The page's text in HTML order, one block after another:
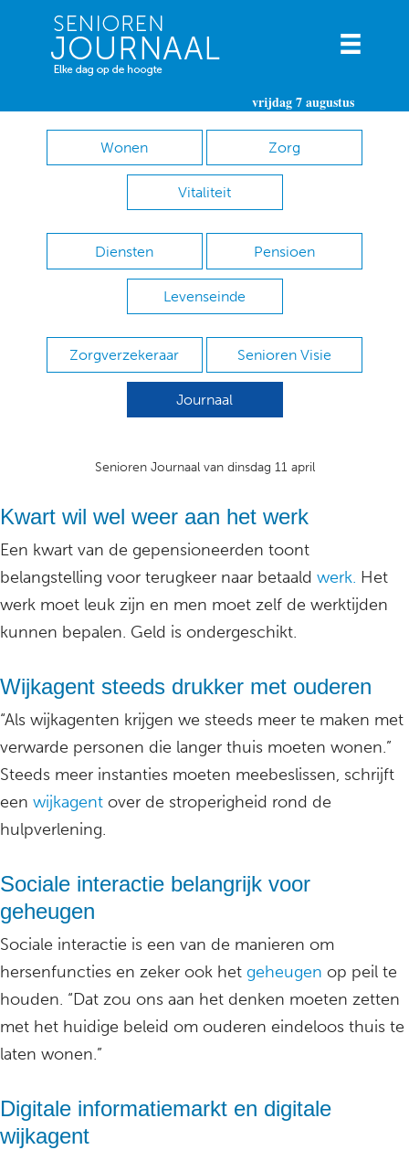
vrijdag 7 augustus
Wonen Zorg
Vitaliteit
Diensten Pensioen
Levenseinde
Zorgverzekeraar Senioren Visie
Journaal
Senioren Journaal van dinsdag 11 april
Kwart wil wel weer aan het werk
Een kwart van de gepensioneerden toont
belangstelling voor terugkeer naar betaald werk. Het
werk moet leuk zijn en men moet zelf de werktijden
kunnen bepalen. Geld is ondergeschikt.
Wijkagent steeds drukker met ouderen
“Als wijkagenten krijgen we steeds meer te maken met
verwarde personen die langer thuis moeten wonen.”
Steeds meer instanties moeten meebeslissen, schrijft
een wijkagent over de stroperigheid rond de
hulpverlening.
Sociale interactie belangrijk voor
geheugen
Sociale interactie is een van de manieren om
hersenfuncties en zeker ook het geheugen op peil te
houden. “Dat zou ons aan het denken moeten zetten
met het huidige beleid om ouderen eindeloos thuis te
laten wonen.”
Digitale informatiemarkt en digitale
wijkagent